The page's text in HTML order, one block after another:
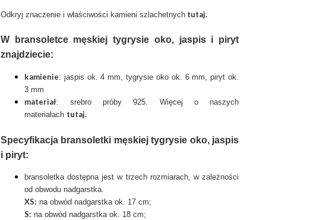
Odkryj znaczenie i właściwości kamieni szlachetnych tutaj.
W bransoletce męskiej tygrysie oko, jaspis i piryt
znajdziecie:
kamienie: jaspis ok. 4 mm, tygrysie oko ok. 6 mm, piryt ok.
3 mm
materiał: srebro próby 925. Więcej o naszych
materiałach tutaj.
Specyfikacja bransoletki męskiej tygrysie oko, jaspis
i piryt:
bransoletka dostępna jest w trzech rozmiarach, w zależności
od obwodu nadgarstka.
XS: na obwód nadgarstka ok. 17 cm;
S: na obwód nadgarstka ok. 18 cm;